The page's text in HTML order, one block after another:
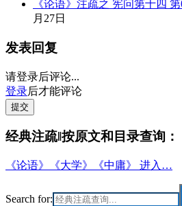
《论语》注疏之 宪问第十四
月27日
发表回复
请登录后评论...
登录后才能评论
提交
经典注疏‖按原文和目录查询：
《论语》《大学》《中庸》 进入…
Search for: